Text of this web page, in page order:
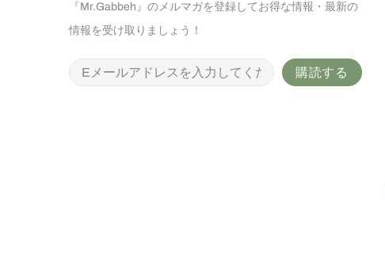
『Mr.Gabbeh』のメルマガを登録してお得な情報・最新の
情報を受け取りましょう！